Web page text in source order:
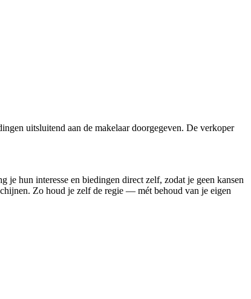
uitsluitend aan de makelaar doorgegeven. De verkoper
hun interesse en biedingen direct zelf, zodat je geen kansen
Zo houd je zelf de regie — mét behoud van je eigen